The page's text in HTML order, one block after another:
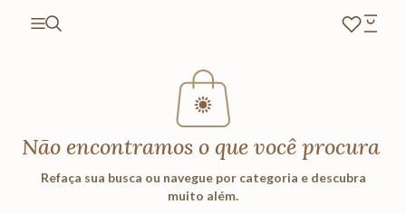
Não encontramos o que você procura
Refaça sua busca ou navegue por categoria e descubra
muito além.